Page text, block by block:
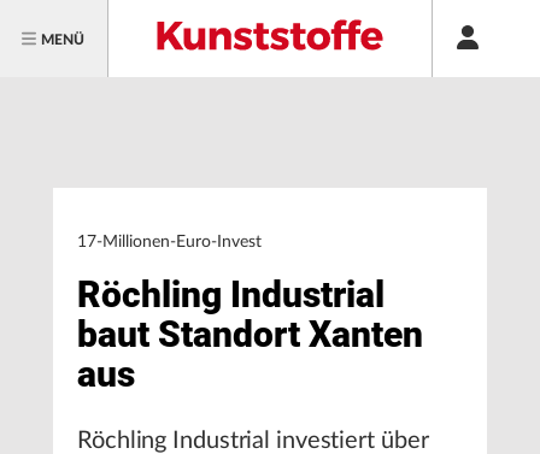
MENÜ
17-Millionen-Euro-Invest
Röchling Industrial
baut Standort Xanten
aus
Röchling Industrial investiert über